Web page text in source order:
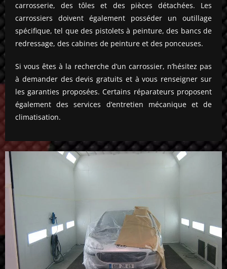
carrosserie, des tôles et des pièces détachées. Les
carrossiers doivent également posséder un outillage
spécifique, tel que des pistolets à peinture, des bancs de
redressage, des cabines de peinture et des ponceuses.
Si vous êtes à la recherche d’un carrossier, n’hésitez pas
à demander des devis gratuits et à vous renseigner sur
les garanties proposées. Certains réparateurs proposent
également des services d’entretien mécanique et de
climatisation.